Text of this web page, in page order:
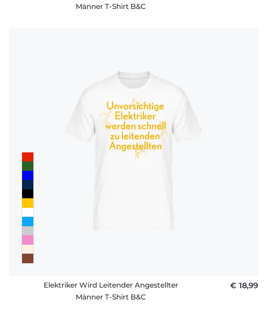
Männer T-Shirt B&C
Elektriker Wird Leitender Angestellter
Männer T-Shirt B&C
€ 18,99